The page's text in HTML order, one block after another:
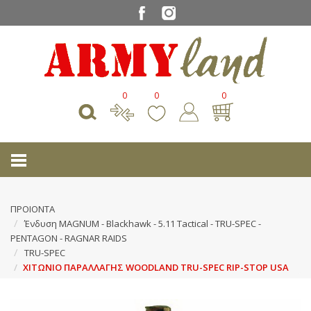
0 0 0
ΠΡΟΙΟΝΤΑ
Ένδυση MAGNUM - Blackhawk - 5.11 Tactical - ΤRU-SPEC -
PENTAGON - RAGNAR RAIDS
ΤRU-SPEC
ΧΙΤΩΝΙΟ ΠΑΡΑΛΛΑΓΗΣ WOODLAND TRU-SPEC RIP-STOP USA